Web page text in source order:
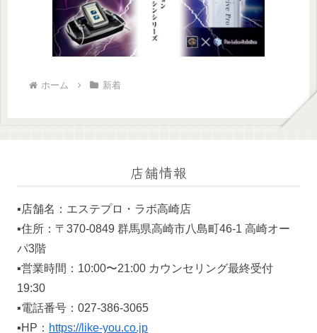
ホーム 新着
店舗情報
▪️店舗名：エステプロ・ラボ高崎店
▪️住所：〒370-0849 群馬県高崎市八島町46-1 高崎オー
パ3階
▪️営業時間：10:00〜21:00 カウンセリング最終受付
19:30
▪️電話番号：027-386-3065
▪️HP： https://like-you.co.jp